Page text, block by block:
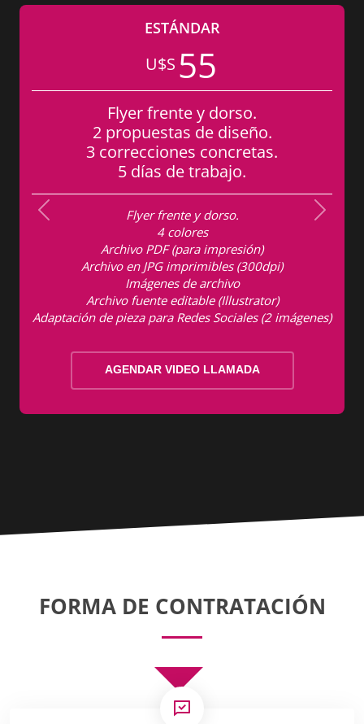
(2 imágenes)
Díptico frente y
2 propuestas de
15 correcciones
7 días de trabajo.
Díptico frente y dorso.
Archivo PDF (para
Archivo en JPG imprimibles
Imágenes de archivo
Archivo fuente editable
Adaptación de pieza para Redes Sociales
AGENDAR VIDEO LLAMADA
Previous Next
FORMA DE CONTRATACIÓN